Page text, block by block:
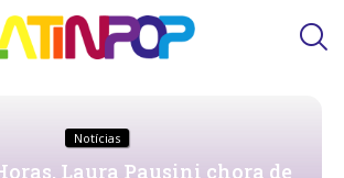
Notícias
Laura Pausini chora de